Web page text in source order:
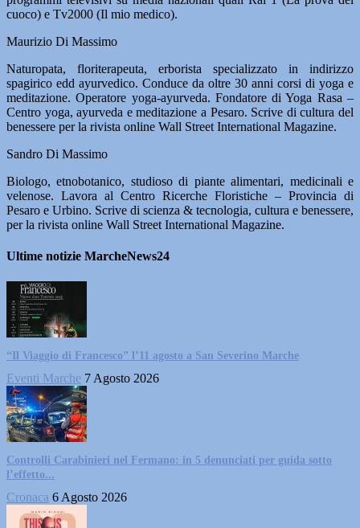
cuoco) e Tv2000 (Il mio medico).
Maurizio Di Massimo
Naturopata, floriterapeuta, erborista specializzato in indirizzo
spagirico edd ayurvedico. Conduce da oltre 30 anni corsi di yoga e
meditazione. Operatore yoga-ayurveda. Fondatore di Yoga Rasa –
Centro yoga, ayurveda e meditazione a Pesaro. Scrive di cultura del
benessere per la rivista online Wall Street International Magazine.
Sandro Di Massimo
Biologo, etnobotanico, studioso di piante alimentari, medicinali e
velenose. Lavora al Centro Ricerche Floristiche – Provincia di
Pesaro e Urbino. Scrive di scienza & tecnologia, cultura e benessere,
per la rivista online Wall Street International Magazine.
Ultime notizie MarcheNews24
“Il Viaggio di Francesco” l’11 agosto a San Severino Marche
Eventi Marche 7 Agosto 2026
Controlli Carabinieri nel Fermano: in 5 denunciati per guida sotto
l’effetto...
Cronaca 6 Agosto 2026